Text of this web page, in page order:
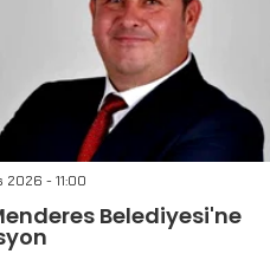
2026 - 11:00
Belediyesi'ne